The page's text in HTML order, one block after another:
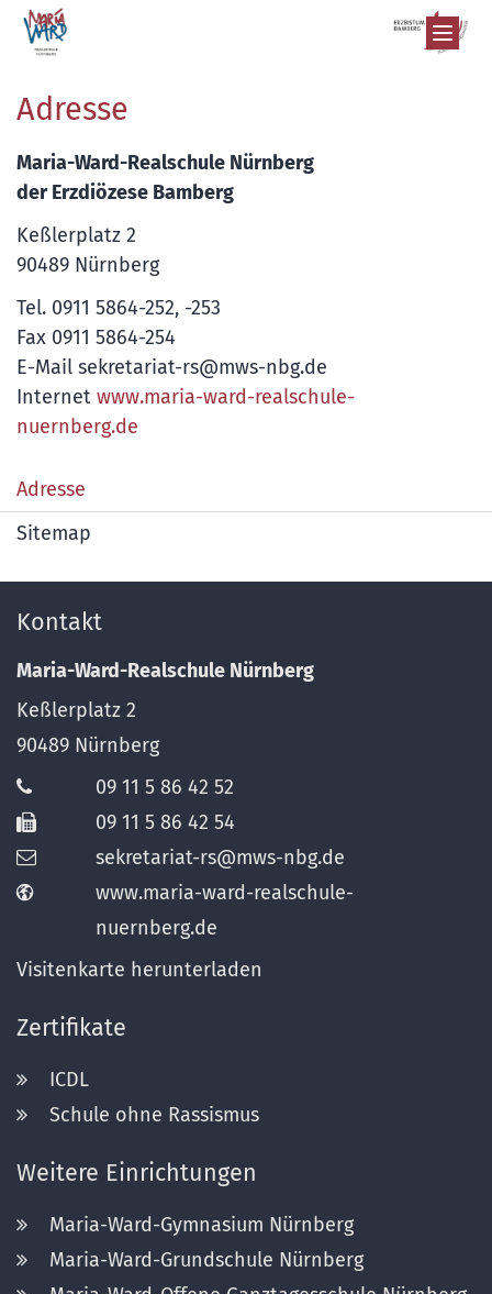
Zum Inhalt springen
Adresse
Maria-Ward-Realschule Nürnberg
der Erzdiözese Bamberg
Keßlerplatz 2
90489 Nürnberg
Tel. 0911 5864-252, -253
Fax 0911 5864-254
E-Mail sekretariat-rs@mws-nbg.de
Internet www.maria-ward-realschule-
nuernberg.de
Adresse
Sitemap
Kontakt
Maria-Ward-Realschule Nürnberg
Keßlerplatz 2
90489 Nürnberg
09 11 5 86 42 52
09 11 5 86 42 54
sekretariat-rs@mws-nbg.de
www.maria-ward-realschule-
nuernberg.de
Visitenkarte herunterladen
Zertifikate
ICDL
Schule ohne Rassismus
Weitere Einrichtungen
Maria-Ward-Gymnasium Nürnberg
Maria-Ward-Grundschule Nürnberg